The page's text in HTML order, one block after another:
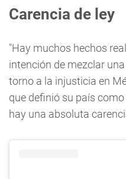
Carencia de ley
"Hay muchos hechos
intención de mezclar
torno a la injusticia en
que definió su país
hay una absoluta